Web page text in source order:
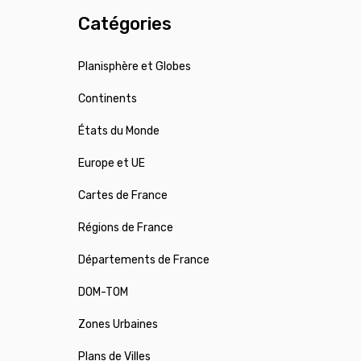
Catégories
Planisphère et Globes
Continents
États du Monde
Europe et UE
Cartes de France
Régions de France
Départements de France
DOM-TOM
Zones Urbaines
Plans de Villes